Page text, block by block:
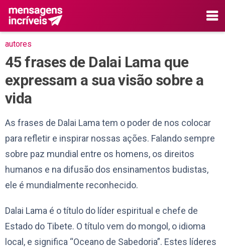
autores
45 frases de Dalai Lama que
expressam a sua visão sobre a
vida
As frases de Dalai Lama tem o poder de nos colocar
para refletir e inspirar nossas ações. Falando sempre
sobre paz mundial entre os homens, os direitos
humanos e na difusão dos ensinamentos budistas,
ele é mundialmente reconhecido.
Dalai Lama é o título do líder espiritual e chefe de
Estado do Tibete. O título vem do mongol, o idioma
local, e significa “Oceano de Sabedoria”. Estes líderes